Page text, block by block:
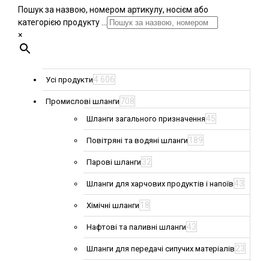
Пошук за назвою, номером артикулу, носієм або
категорією продукту ...
×
Усі продукти4 606
Промислові шланги 708
Шланги загального призначення45
Повітряні та водяні шланги 189
Парові шланги 32
Шланги для харчових продуктів і напоїв43
Хімічні шланги 18
Нафтові та паливні шланги43
Шланги для передачі сипучих матеріалів 23